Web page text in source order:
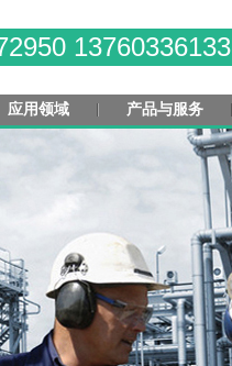
13760336133
应用领域 产品与服务